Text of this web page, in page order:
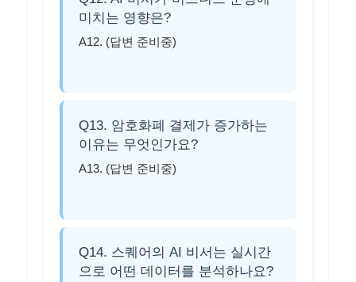
미치는 영향은?
A12. (답변 준비중)
Q13. 암호화폐 결제가 증가하는
이유는 무엇인가요?
A13. (답변 준비중)
Q14. 스퀘어의 AI 비서는 실시간
으로 어떤 데이터를 분석하나요?